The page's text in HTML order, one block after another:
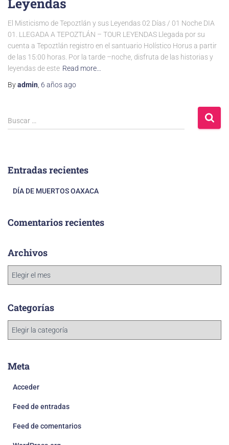
El Misticismo de Tepoztlán y sus Leyendas 02 Días / 01 Noche DIA
01. LLEGADA A TEPOZTLÁN – TOUR LEYENDAS Llegada por su
cuenta a Tepoztlán registro en el santuario Holístico Horus a partir
de las 15:00 horas. Por la tarde –noche, disfruta de las historias y
leyendas de este Read more…
Byadmin 6 añosago
Buscar …
Entradas recientes
DÍA DE MUERTOS OAXACA
Comentarios recientes
Archivos
Categorías
Meta
Acceder
Feed de entradas
Feed de comentarios